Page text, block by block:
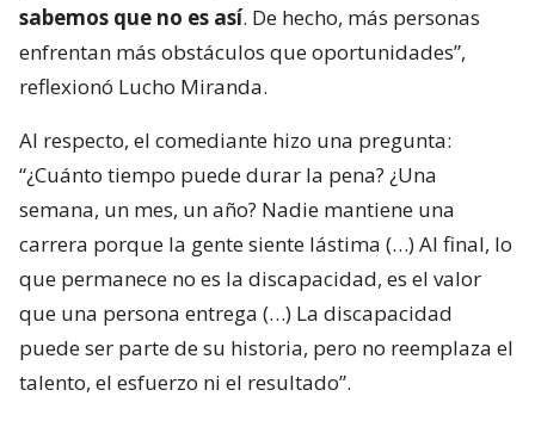
sabemos que no es así. De hecho, más personas
enfrentan más obstáculos que oportunidades”,
reflexionó Lucho Miranda.
Al respecto, el comediante hizo una pregunta:
“¿Cuánto tiempo puede durar la pena? ¿Una
semana, un mes, un año? Nadie mantiene una
carrera porque la gente siente lástima (…) Al final, lo
que permanece no es la discapacidad, es el valor
que una persona entrega (…) La discapacidad
puede ser parte de su historia, pero no reemplaza el
talento, el esfuerzo ni el resultado”.